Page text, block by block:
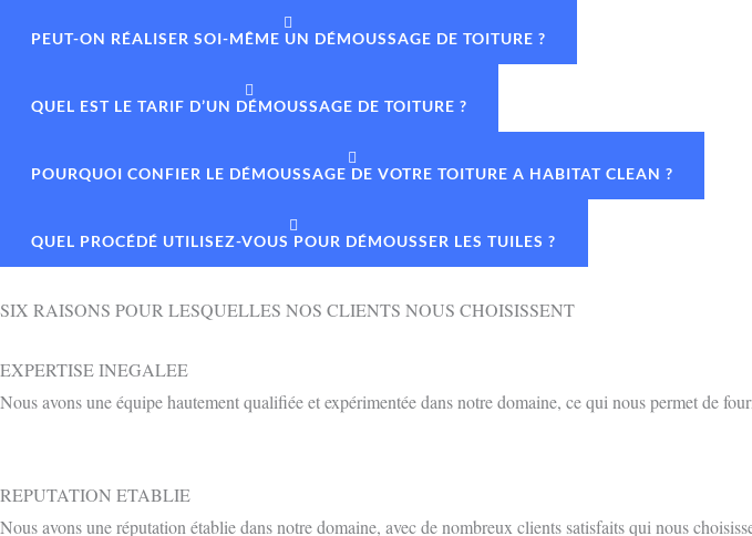
PEUT-ON RÉALISER SOI-MÊME UN DÉMOUSSAGE DE TOITURE ?
QUEL EST LE TARIF D’UN DÉMOUSSAGE DE TOITURE ?
POURQUOI CONFIER LE DÉMOUSSAGE DE VOTRE TOITURE A HABITAT CLEAN ?
QUEL PROCÉDÉ UTILISEZ-VOUS POUR DÉMOUSSER LES TUILES ?
SIX RAISONS POUR LESQUELLES NOS CLIENTS NOUS CHOISISSENT
EXPERTISE INEGALEE
Nous avons une équipe hautement qualifiée et expérimentée dans notre domaine, ce qui nous permet de
REPUTATION ETABLIE
Nous avons une réputation établie dans notre domaine, avec de nombreux clients satisfaits qui nous